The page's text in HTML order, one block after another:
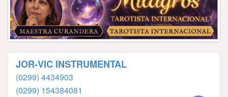
JOR-VIC INSTRUMENTAL
(0299) 4434903
(0299) 154384081